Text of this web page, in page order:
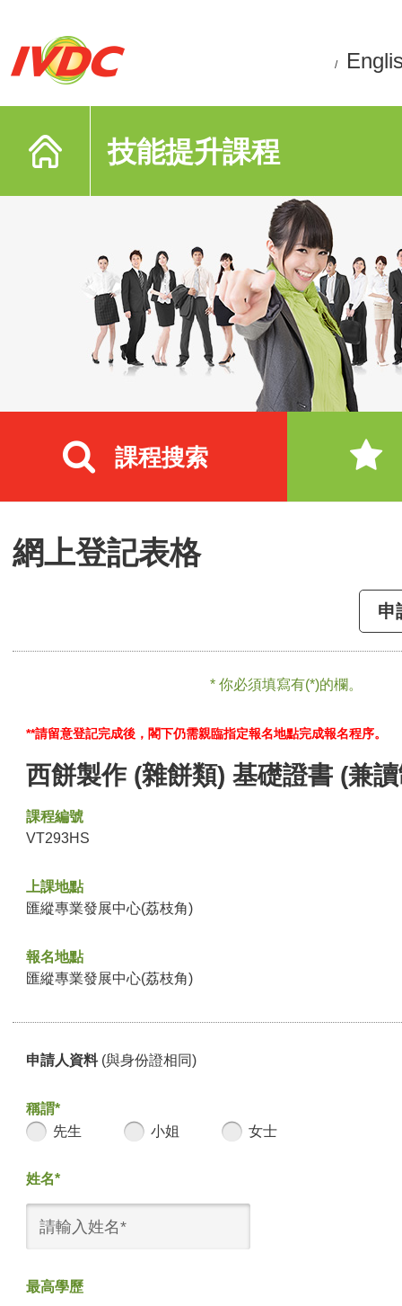
/
技能提升課程
課程搜索
網上登記表格
申
* 你必須填寫有(*)的欄。
**請留意登記完成後，閣下仍需親臨指定報名地點完成報名程序。
西餅製作 (雜餅類) 基礎證書 (兼
課程編號
VT293HS
上課地點
匯縱專業發展中心(荔枝角)
報名地點
匯縱專業發展中心(荔枝角)
申請人資料 (與身份證相同)
稱謂*
先生
小姐 女士
姓名*
最高學歷